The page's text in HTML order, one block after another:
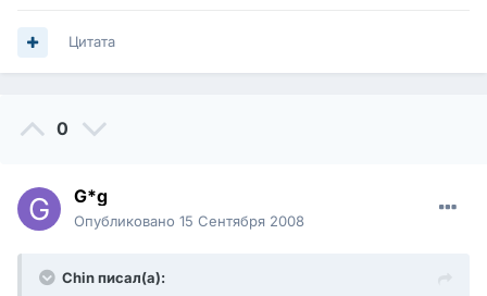
Цитата
0
G*g
Опубликовано 15 Сентября 2008
Chin писал(а):